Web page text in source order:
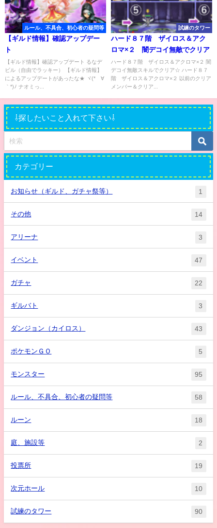
ルール、不具合、初心者の疑問等
【ギルド情報】確認アップデー
ト
【ギルド情報】確認アップデート るなデ
ビル（自由でラッキー） 【ギルド情報】
によるアップデートがあったな★ ヾ(*´∀
｀*)ﾉ ナオミっ...
試練のタワー
ハード８７階 ザイロス＆アク
ロマ×２ 闇デコイ無敵でクリア
ハード８７階 ザイロス＆アクロマ×２ 闇
デコイ無敵スキルでクリア☆ ハード８７
階 ザイロス＆アクロマ×２ 以前のクリア
メンバー＆クリア...
⇩探したいこと入れて下さい⇩
カテゴリー
お知らせ（ギルド、ガチャ祭等） 1
その他 14
アリーナ 3
イベント 47
ガチャ 22
ギルバト 3
ダンジョン（カイロス） 43
ポケモンＧＯ 5
モンスター 95
ルール、不具合、初心者の疑問等 58
ルーン 18
庭、施設等 2
投票所 19
次元ホール 10
試練のタワー 90